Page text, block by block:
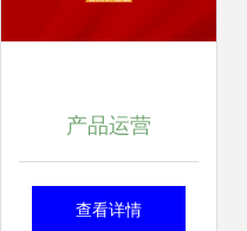
产品运营
查看详情